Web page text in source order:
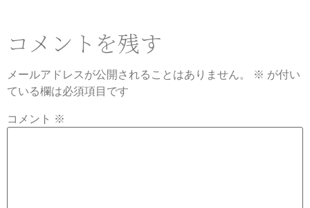
コメントを残す
メールアドレスが公開されることはありません。 ※ が付い
ている欄は必須項目です
コメント ※